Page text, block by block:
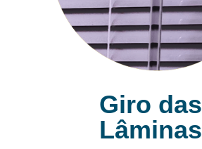
Giro das
Lâminas